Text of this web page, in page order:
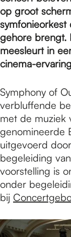
op groot
gehore brengt.
meesleurt in
cinema-
Symphony of
verbluffende
met de muziek
genomineerde
uitgevoerd
begeleiding
voorstelling is
onder
bij